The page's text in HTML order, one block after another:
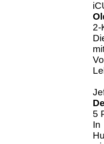
2-
5